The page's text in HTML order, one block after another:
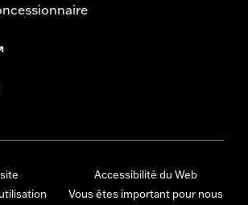
Accessibilité du Web
Vous êtes important pour nous